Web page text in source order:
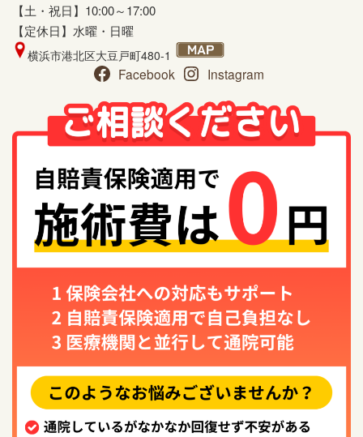
【土・祝日】10:00～17:00
【定休日】水曜・日曜
横浜市港北区大豆戸町480-1
Facebook Instagram